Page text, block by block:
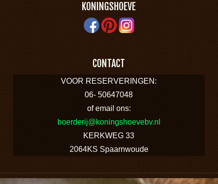
KONINGSHOEVE
CONTACT
VOOR RESERVERINGEN:
06- 50647048
of email ons:
boerderij@koningshoevebv.nl
KERKWEG 33
2064KS Spaarnwoude